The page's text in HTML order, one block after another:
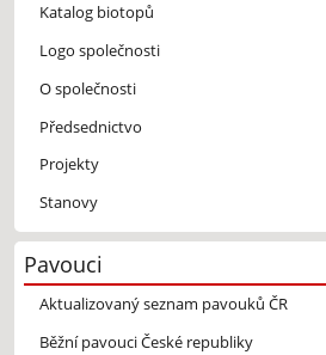
Katalog biotopů
Logo společnosti
O společnosti
Předsednictvo
Projekty
Stanovy
Pavouci
Aktualizovaný seznam pavouků ČR
Běžní pavouci České republiky